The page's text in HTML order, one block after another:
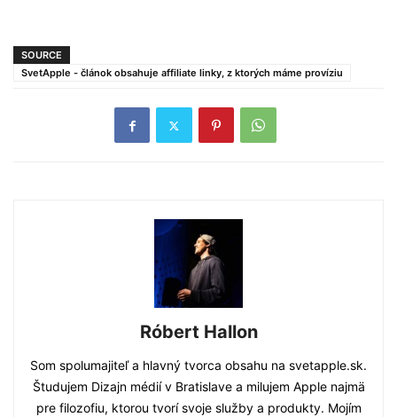
SOURCE
SvetApple - článok obsahuje affiliate linky, z ktorých máme províziu
Róbert Hallon
Som spolumajiteľ a hlavný tvorca obsahu na svetapple.sk.
Študujem Dizajn médií v Bratislave a milujem Apple najmä
pre filozofiu, ktorou tvorí svoje služby a produkty. Mojím